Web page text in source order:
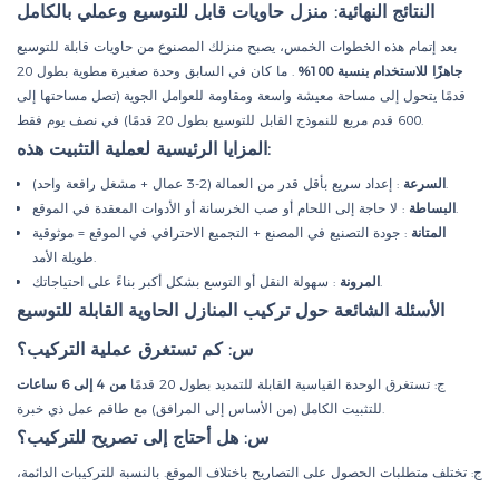
النتائج النهائية: منزل حاويات قابل للتوسيع وعملي بالكامل
بعد إتمام هذه الخطوات الخمس، يصبح منزلك المصنوع من حاويات قابلة للتوسيع
جاهزًا للاستخدام بنسبة 100%
. ما كان في السابق وحدة صغيرة مطوية بطول 20
قدمًا يتحول إلى مساحة معيشة واسعة ومقاومة للعوامل الجوية (تصل مساحتها إلى
600 قدم مربع للنموذج القابل للتوسيع بطول 20 قدمًا) في نصف يوم فقط.
المزايا الرئيسية لعملية التثبيت هذه:
السرعة: إعداد سريع بأقل قدر من العمالة (2-3 عمال + مشغل رافعة واحد).
البساطة: لا حاجة إلى اللحام أو صب الخرسانة أو الأدوات المعقدة في الموقع.
المتانة : جودة التصنيع في المصنع + التجميع الاحترافي في الموقع = موثوقية
طويلة الأمد.
المرونة: سهولة النقل أو التوسع بشكل أكبر بناءً على احتياجاتك.
الأسئلة الشائعة حول تركيب المنازل الحاوية القابلة للتوسيع
س: كم تستغرق عملية التركيب؟
ج: تستغرق الوحدة القياسية القابلة للتمديد بطول 20 قدمًا
من 4 إلى 6 ساعات
للتثبيت الكامل (من الأساس إلى المرافق) مع طاقم عمل ذي خبرة.
س: هل أحتاج إلى تصريح للتركيب؟
ج: تختلف متطلبات الحصول على التصاريح باختلاف الموقع. بالنسبة للتركيبات الدائمة،